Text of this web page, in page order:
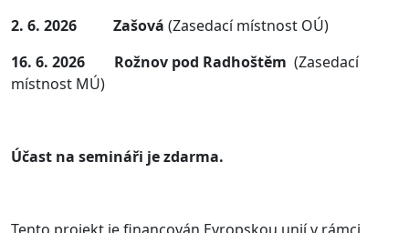
2. 6. 2026 Zašová (Zasedací místnost OÚ)
16. 6. 2026 Rožnov pod Radhoštěm (Zasedací
místnost MÚ)
Účast na semináři je zdarma.